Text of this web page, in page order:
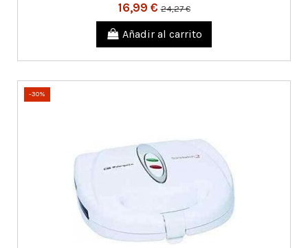
16,99 €24,27 €
Añadir al carrito
-30%